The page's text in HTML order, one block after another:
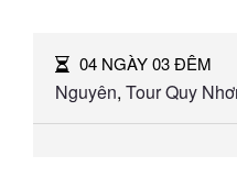
04 NGÀY 03 ĐÊM
Nguyên, Tour Quy